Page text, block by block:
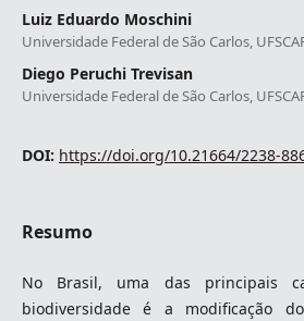
Luiz Eduardo Moschini
Universidade Federal de São Carlos,
Diego Peruchi Trevisan
Universidade Federal de São Carlos,
DOI: https://doi.org/10.21664/2238-
Resumo
No Brasil, uma das principais
biodiversidade é a modificação